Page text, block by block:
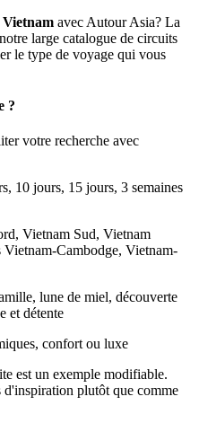
avec Autour Asia? La
large catalogue de circuits
le type de voyage qui vous
?
votre recherche avec
10 jours, 15 jours, 3 semaines
Vietnam Sud, Vietnam
Cambodge, Vietnam-
lune de miel, découverte
et détente
confort ou luxe
est un exemple modifiable.
d'inspiration plutôt que comme